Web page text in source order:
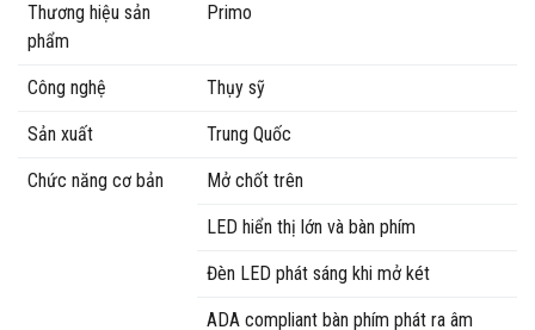
Thương hiệu sản
phẩm
Primo
Công nghệ Thụy sỹ
Sản xuất Trung Quốc
Chức năng cơ bản Mở chốt trên
LED hiển thị lớn và bàn phím
Đèn LED phát sáng khi mở két
ADA compliant bàn phím phát ra âm